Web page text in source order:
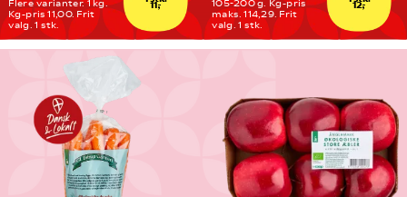
11,-
Flere varianter. 1 kg.
Kg-pris 11,00. Frit
valg. 1 stk.
12,-
105-200 g. Kg-pris
maks. 114,29. Frit
valg. 1 stk.